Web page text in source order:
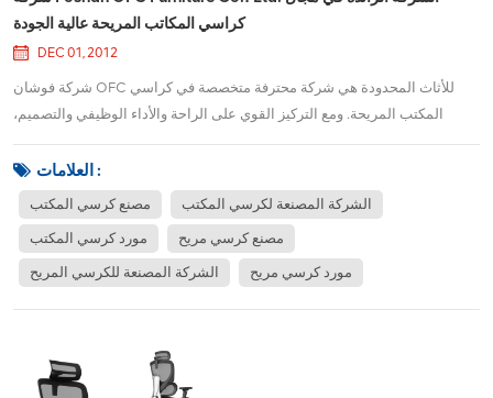
كراسي المكاتب المريحة عالية الجودة
DEC 01, 2012
شركة فوشان OFC للأثاث المحدودة هي شركة محترفة متخصصة في كراسي
المكتب المريحة. ومع التركيز القوي على الراحة والأداء الوظيفي والتصميم،
شركة OFC Furniture في فوشان بمقاطعة قوانغدونغ بالصين، وتجمع بين
التكنولوجيا المتطورة والتصميم الم...
العلامات :
مصنع كرسي المكتب الشركة المصنعة لكرسي المكتب
مورد كرسي المكتب مصنع كرسي مريح
الشركة المصنعة للكرسي المريح مورد كرسي مريح